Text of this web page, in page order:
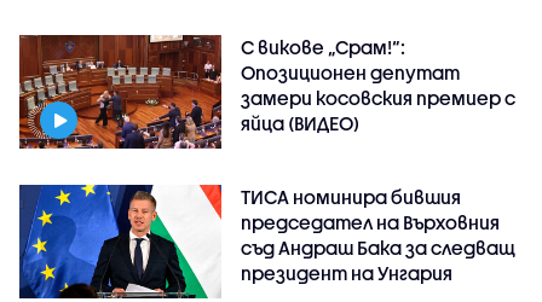
С викове „Срам!“:
Опозиционен депутат
замери косовския премиер с
яйца (ВИДЕО)
ТИСА номинира бившия
председател на Върховния
съд Андраш Бака за следващ
президент на Унгария